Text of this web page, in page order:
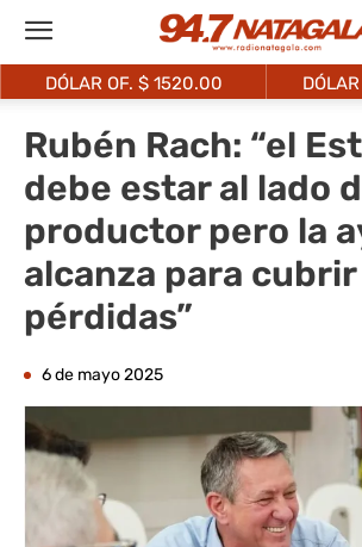
DÓLAR OF. $ 1520.00
Rubén Rach: “el
debe estar al lado
productor pero la
alcanza para
pérdidas”
6 de mayo 2025